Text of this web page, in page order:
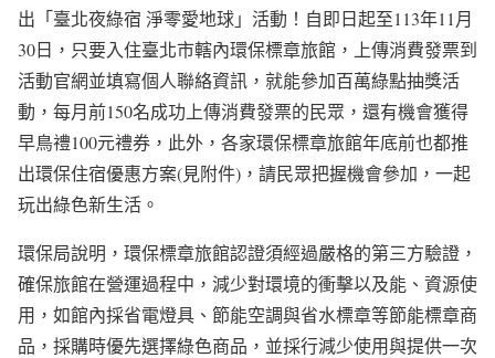
出「臺北夜綠宿 淨零愛地球」活動！自即日起至113年11月
30日，只要入住臺北市轄內環保標章旅館，上傳消費發票到
活動官網並填寫個人聯絡資訊，就能參加百萬綠點抽獎活
動，每月前150名成功上傳消費發票的民眾，還有機會獲得
早鳥禮100元禮券，此外，各家環保標章旅館年底前也都推
出環保住宿優惠方案(見附件)，請民眾把握機會參加，一起
玩出綠色新生活。
環保局說明，環保標章旅館認證須經過嚴格的第三方驗證，
確保旅館在營運過程中，減少對環境的衝擊以及能、資源使
用，如館內採省電燈具、節能空調與省水標章等節能標章商
品，採購時優先選擇綠色商品，並採行減少使用與提供一次